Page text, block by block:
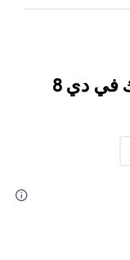
اعثر على نتائج أفضل لإقامتك في دي 8